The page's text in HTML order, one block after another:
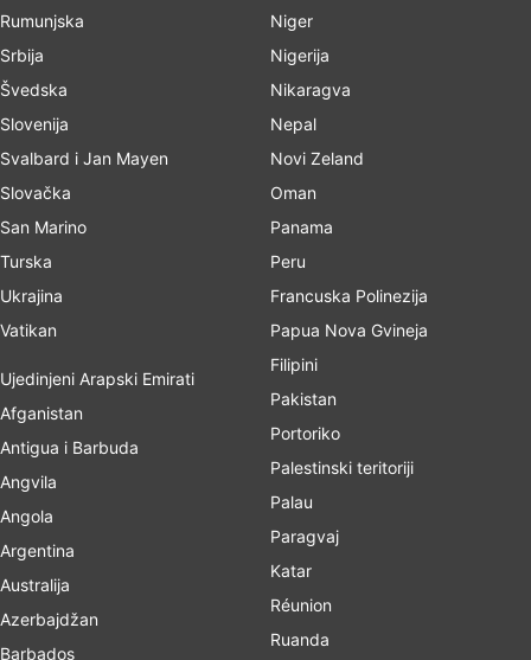
Rumunjska
Srbija
Švedska
Slovenija
Svalbard i Jan Mayen
Slovačka
San Marino
Turska
Ukrajina
Vatikan
Ujedinjeni Arapski Emirati
Afganistan
Antigua i Barbuda
Angvila
Angola
Argentina
Australija
Azerbajdžan
Barbados
Niger
Nigerija
Nikaragva
Nepal
Novi Zeland
Oman
Panama
Peru
Francuska Polinezija
Papua Nova Gvineja
Filipini
Pakistan
Portoriko
Palestinski teritoriji
Palau
Paragvaj
Katar
Réunion
Ruanda